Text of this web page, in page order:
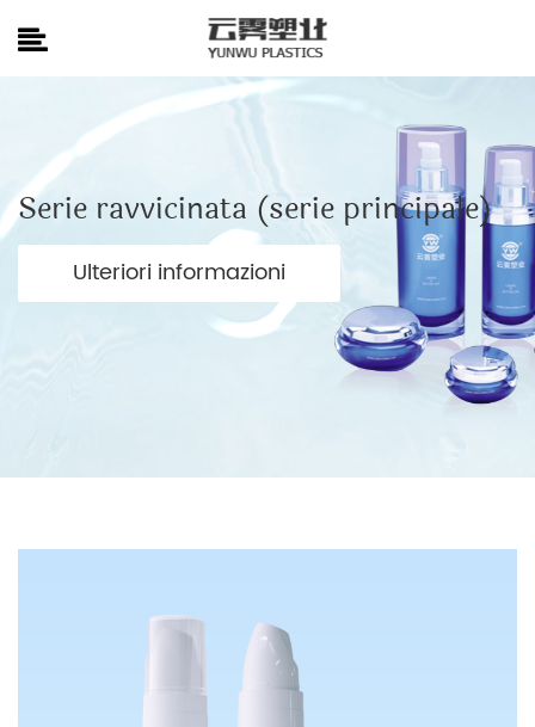
Serie ravvicinata (serie principale)
Ulteriori informazioni